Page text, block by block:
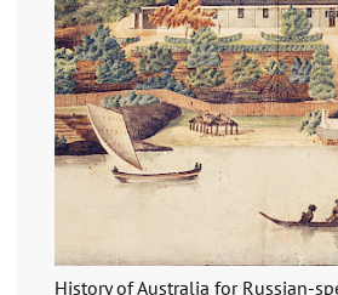
History of Australia for Russian-